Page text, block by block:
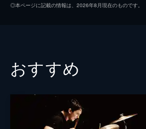
◎本ページに記載の情報は、2026年8月現在のものです。
おすすめ